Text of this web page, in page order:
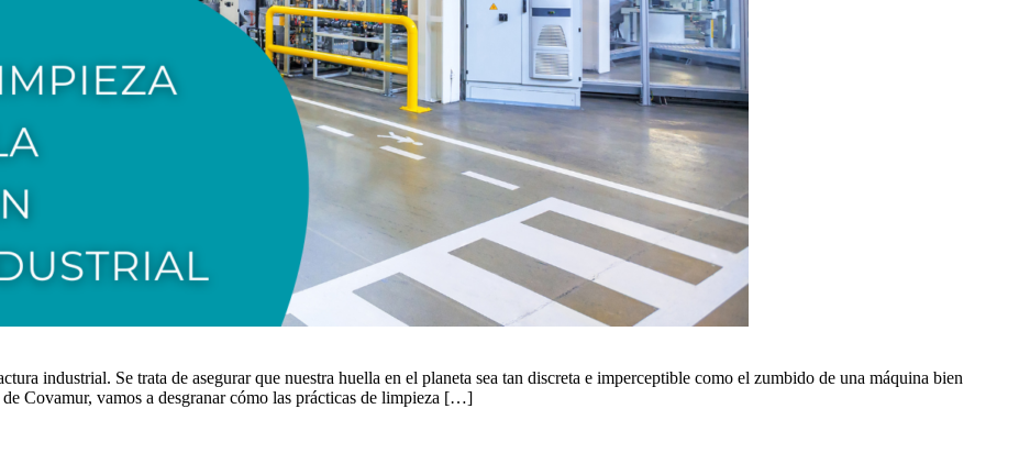
industrial. Se trata de asegurar que nuestra huella en el planeta sea tan discreta e imperceptible como el zumbido de una máquina bien
Covamur, vamos a desgranar cómo las prácticas de limpieza […]